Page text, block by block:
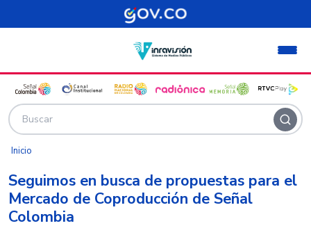
Pasar al contenido principal
Inicio
Seguimos en busca de propuestas para el
Mercado de Coproducción de Señal
Colombia